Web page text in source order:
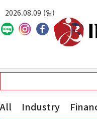
2026.08.09 (일)
All Industry